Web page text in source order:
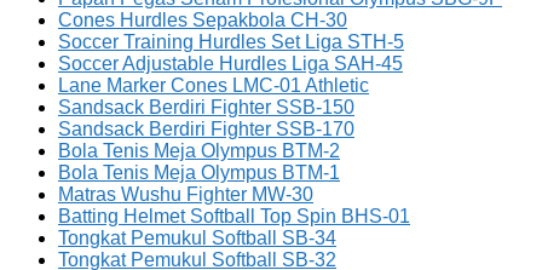
Cones Hurdles Sepakbola CH-30
Soccer Training Hurdles Set Liga STH-5
Soccer Adjustable Hurdles Liga SAH-45
Lane Marker Cones LMC-01 Athletic
Sandsack Berdiri Fighter SSB-150
Sandsack Berdiri Fighter SSB-170
Bola Tenis Meja Olympus BTM-2
Bola Tenis Meja Olympus BTM-1
Matras Wushu Fighter MW-30
Batting Helmet Softball Top Spin BHS-01
Tongkat Pemukul Softball SB-34
Tongkat Pemukul Softball SB-32